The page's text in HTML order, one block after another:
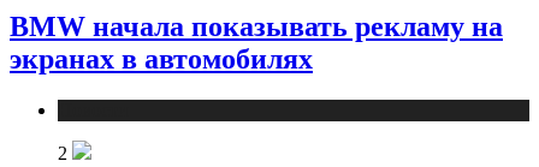
BMW начала показывать рекламу на
экранах в автомобилях
2